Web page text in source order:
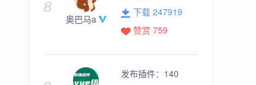
奥巴马a
下载 247919
赞赏 759
发布插件： 140